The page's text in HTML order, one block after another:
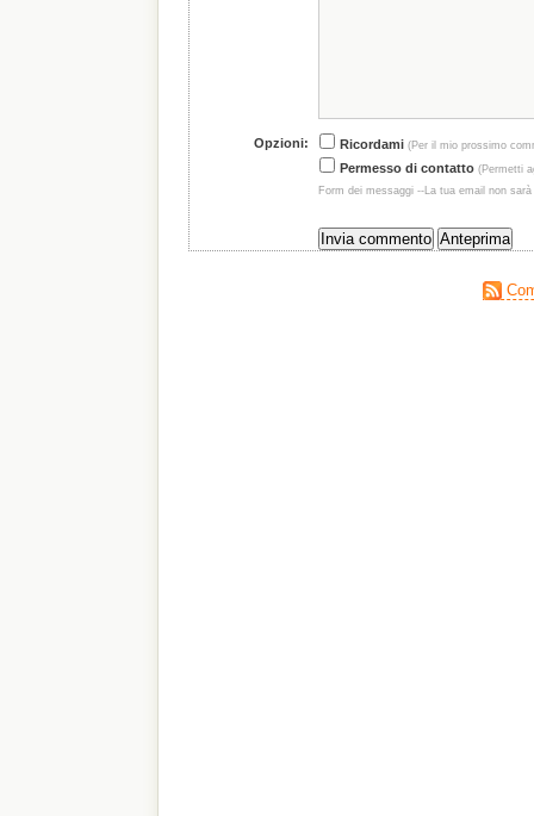
Opzioni: Ricordami (Per il mio prossimo
Permesso di contatto (Permetti
Form dei messaggi --La tua email non